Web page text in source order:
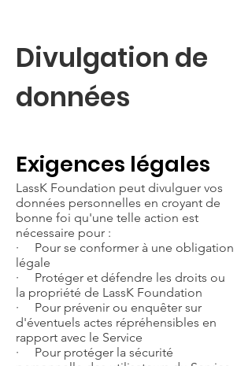
Divulgation de
données
Exigences légales
LassK Foundation peut divulguer vos
données personnelles en croyant de
bonne foi qu'une telle action est
nécessaire pour :
· Pour se conformer à une obligation
légale
· Protéger et défendre les droits ou
la propriété de LassK Foundation
· Pour prévenir ou enquêter sur
d'éventuels actes répréhensibles en
rapport avec le Service
· Pour protéger la sécurité